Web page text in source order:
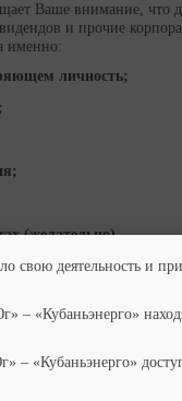
Ваше внимание, что
и прочие
именно:
личность;
(желательно).
реквизитах
в случае
действующим
АО «Россети
свою деятельность и
– «Кубаньэнерго»
«Кубаньэнерго»